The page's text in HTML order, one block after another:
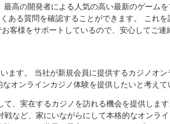
高の開発者による人気の高い最新のゲーム
ある質問を確認することができます。 これ
様をサポートしているので、安心してご連
ます。 当社が新規会員に提供するカジノオ
オンラインカジノ体験を提供したいと考えて
、実在するカジノを訪れる機会を提供します
など、家にいながらにして本格的なオンラ